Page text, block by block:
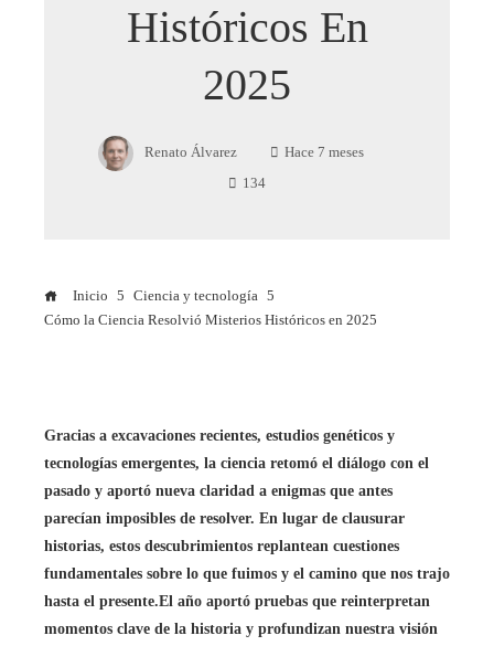
Históricos En
2025
Renato Álvarez Hace 7 meses
134
Inicio
Ciencia y tecnología
Cómo la Ciencia Resolvió Misterios Históricos en 2025
Gracias a excavaciones recientes, estudios genéticos y
tecnologías emergentes, la ciencia retomó el diálogo con el
pasado y aportó nueva claridad a enigmas que antes
parecían imposibles de resolver. En lugar de clausurar
historias, estos descubrimientos replantean cuestiones
fundamentales sobre lo que fuimos y el camino que nos trajo
hasta el presente.El año aportó pruebas que reinterpretan
momentos clave de la historia y profundizan nuestra visión